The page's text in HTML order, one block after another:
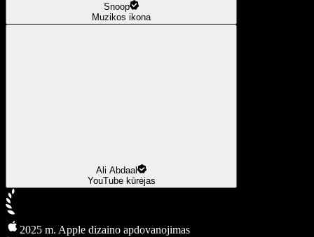
Snoop
Muzikos ikona
Ali Abdaal
YouTube kūrėjas
2025 m. Apple dizaino apdovanojimas